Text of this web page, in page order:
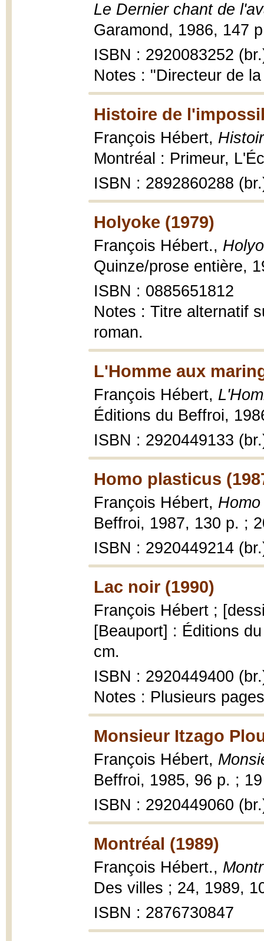
Le Dernier chant de
Garamond, 1986, 147
ISBN : 2920083252
Notes : "Directeur de
Histoire de
François Hébert,
Montréal : Primeur,
ISBN : 2892860288
Holyoke (1979)
François Hébert.,
Quinze/prose entière,
ISBN : 0885651812
Notes : Titre alternatif
roman.
L'Homme aux
François Hébert,
Éditions du Beffroi,
ISBN : 2920449133
Homo plasticus
François Hébert,
Beffroi, 1987, 130 p. ;
ISBN : 2920449214
Lac noir (1990)
François Hébert ;
[Beauport] : Éditions
cm.
ISBN : 2920449400
Notes : Plusieurs
Monsieur Itzago
François Hébert,
Beffroi, 1985, 96 p. ;
ISBN : 2920449060
Montréal (1989)
François Hébert.,
Des villes ; 24, 1989,
ISBN : 2876730847